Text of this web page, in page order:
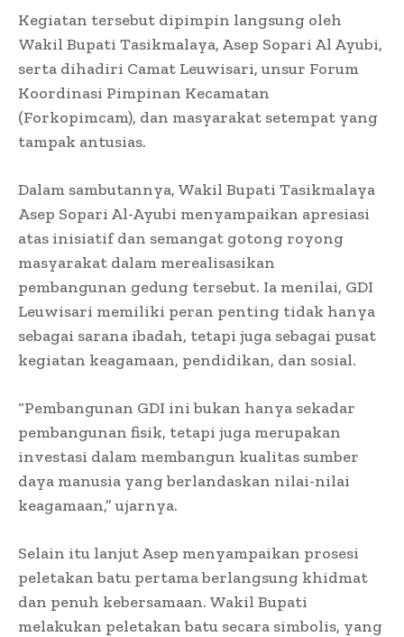
Kegiatan tersebut dipimpin langsung oleh
Wakil Bupati Tasikmalaya, Asep Sopari Al Ayubi,
serta dihadiri Camat Leuwisari, unsur Forum
Koordinasi Pimpinan Kecamatan
(Forkopimcam), dan masyarakat setempat yang
tampak antusias.
Dalam sambutannya, Wakil Bupati Tasikmalaya
Asep Sopari Al-Ayubi menyampaikan apresiasi
atas inisiatif dan semangat gotong royong
masyarakat dalam merealisasikan
pembangunan gedung tersebut. Ia menilai, GDI
Leuwisari memiliki peran penting tidak hanya
sebagai sarana ibadah, tetapi juga sebagai pusat
kegiatan keagamaan, pendidikan, dan sosial.
“Pembangunan GDI ini bukan hanya sekadar
pembangunan fisik, tetapi juga merupakan
investasi dalam membangun kualitas sumber
daya manusia yang berlandaskan nilai-nilai
keagamaan,” ujarnya.
Selain itu lanjut Asep menyampaikan prosesi
peletakan batu pertama berlangsung khidmat
dan penuh kebersamaan. Wakil Bupati
melakukan peletakan batu secara simbolis, yang